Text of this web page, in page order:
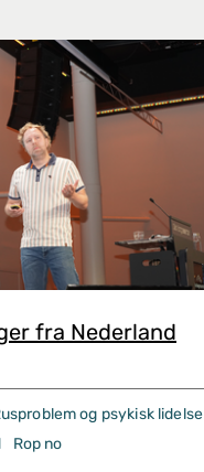
fra Nederland
og psykisk lidelse
Rop no